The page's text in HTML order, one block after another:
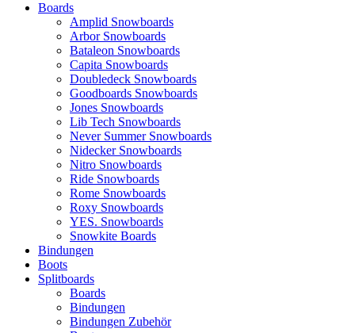
Boards
Amplid Snowboards
Arbor Snowboards
Bataleon Snowboards
Capita Snowboards
Doubledeck Snowboards
Goodboards Snowboards
Jones Snowboards
Lib Tech Snowboards
Never Summer Snowboards
Nidecker Snowboards
Nitro Snowboards
Ride Snowboards
Rome Snowboards
Roxy Snowboards
YES. Snowboards
Snowkite Boards
Bindungen
Boots
Splitboards
Boards
Bindungen
Bindungen Zubehör